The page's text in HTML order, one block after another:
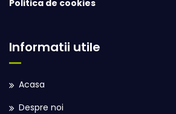
Politica de cookies
Informatii utile
Acasa
Despre noi